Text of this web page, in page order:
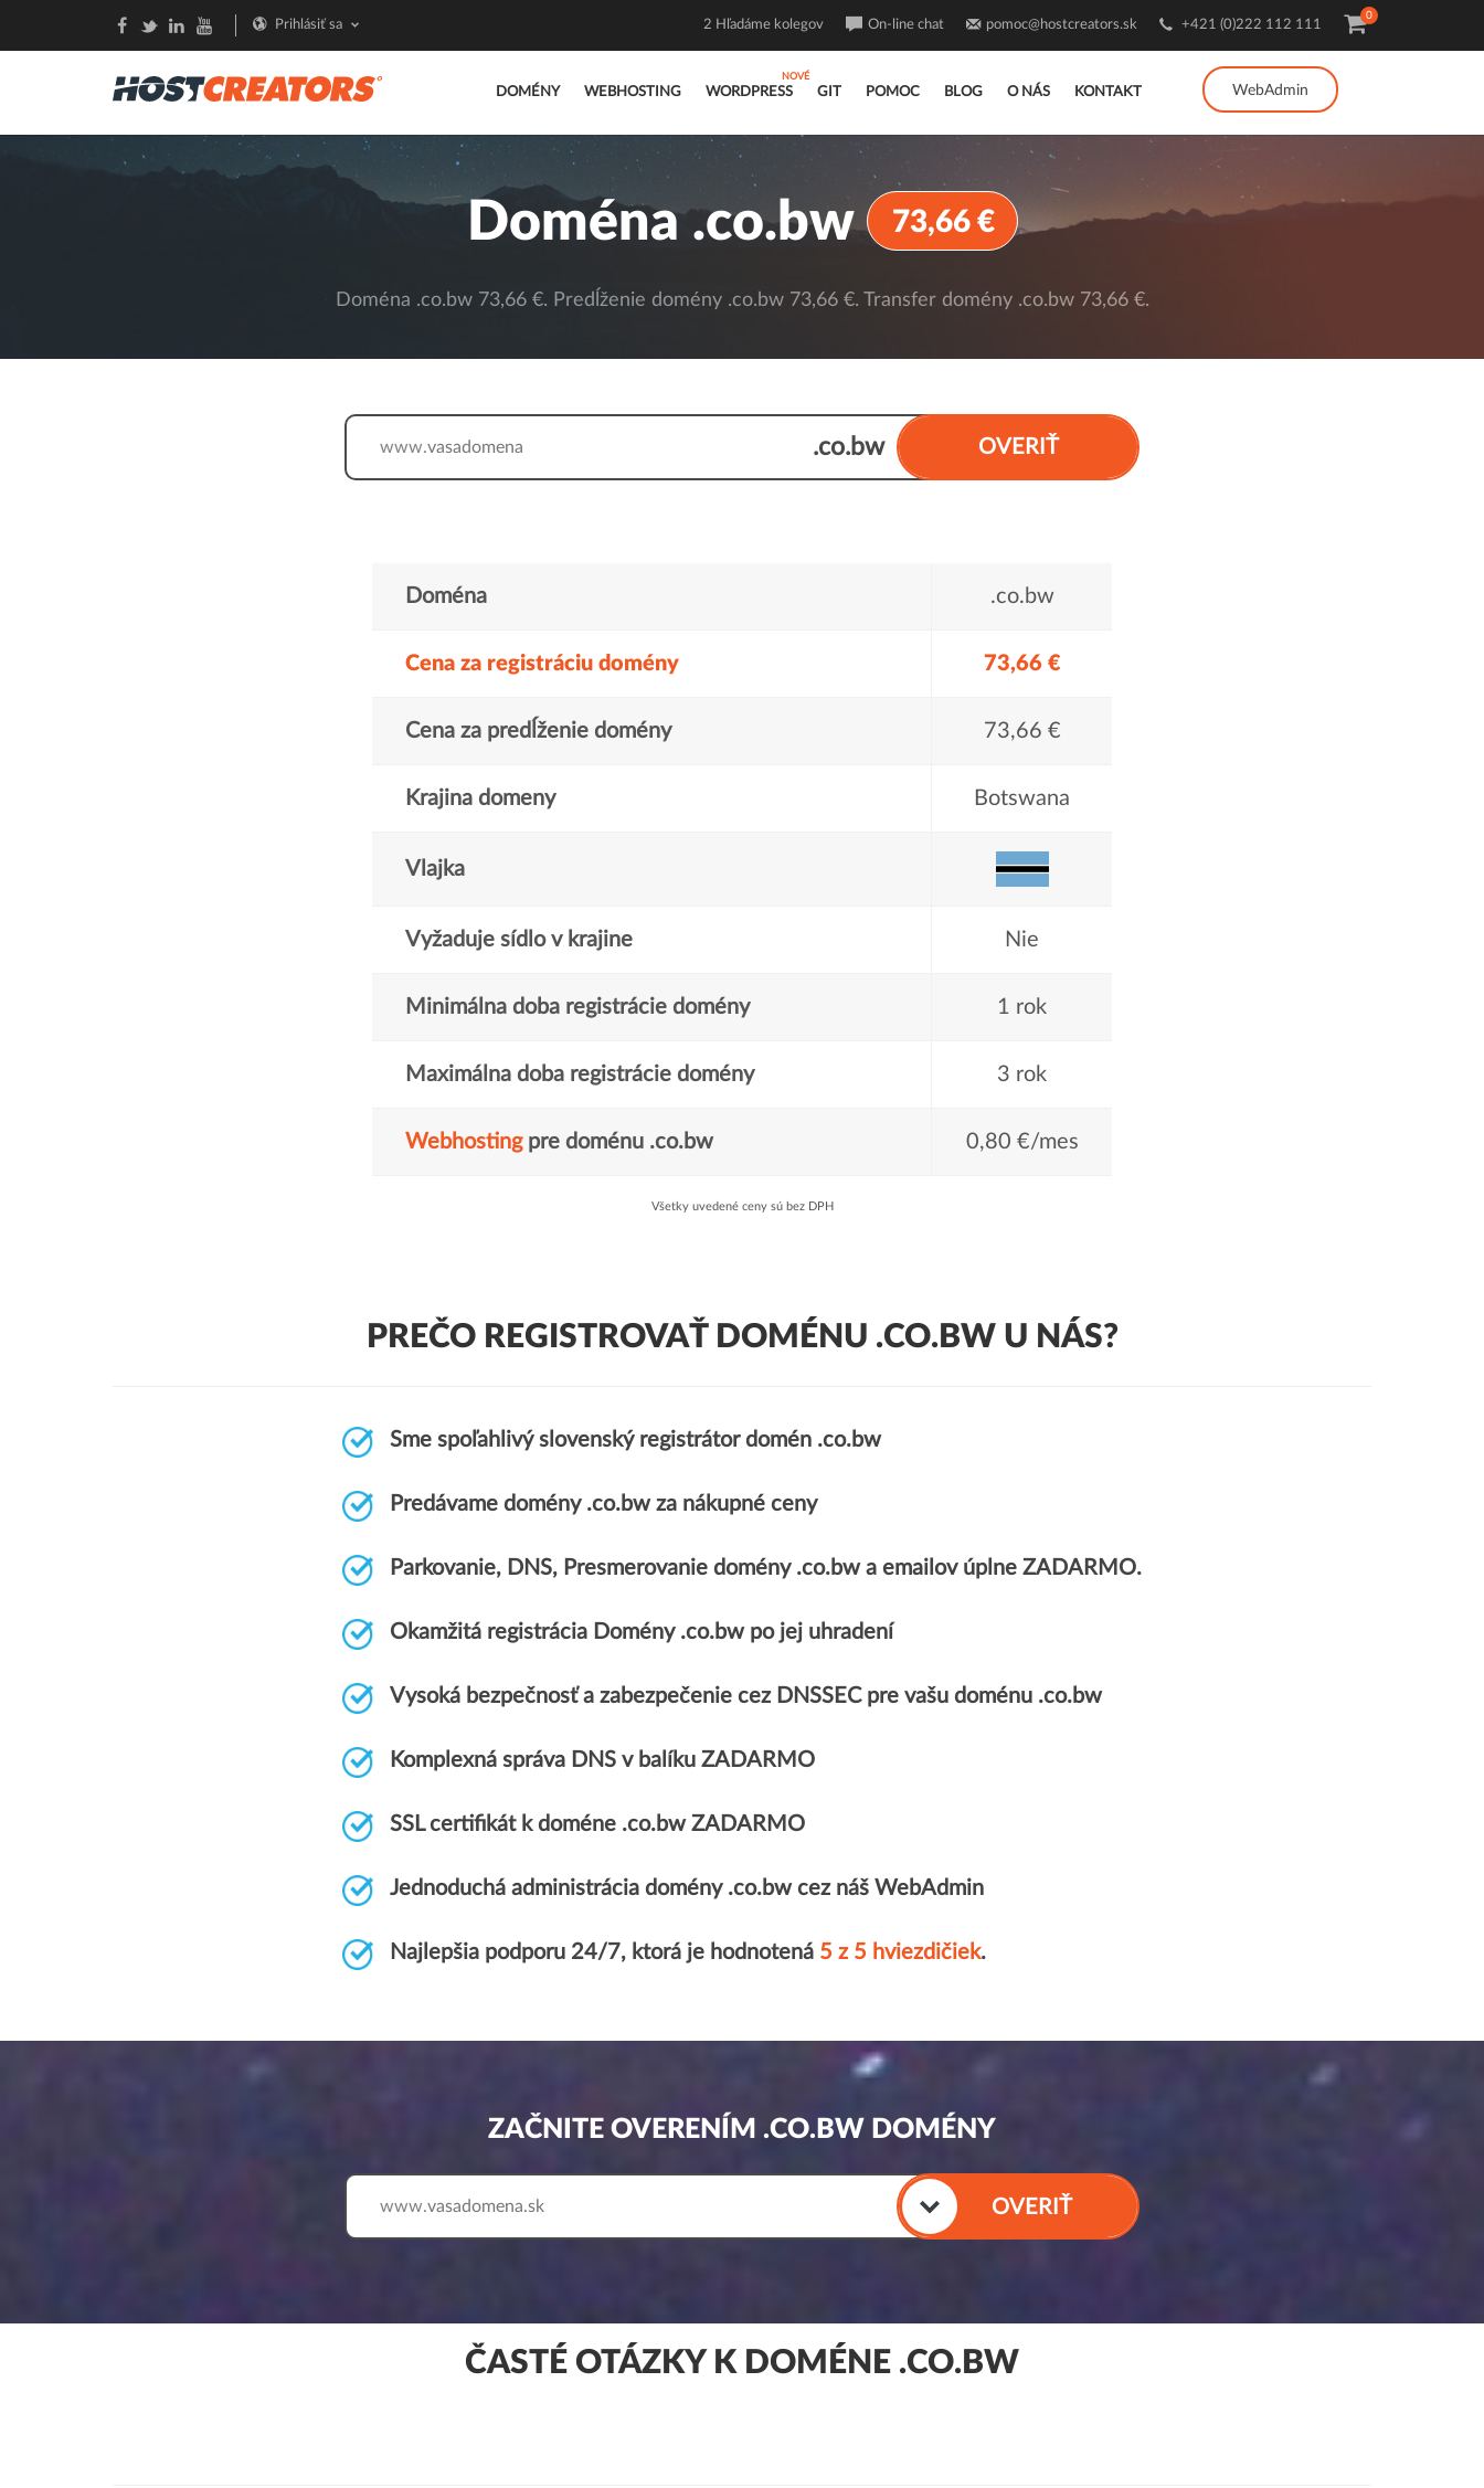
DOMÉNY WEBHOSTING WORDPRESS GIT POMOC BLOG O NÁS KONTAKT WebAdmin
Prihlásiť sa 2 Hľadáme kolegov On-line chat pomoc@hostcreators.sk +421 (0)222 112 111
0
Doména .co.bw 73,66 €
Doména .co.bw 73,66 €. Predĺženie domény .co.bw 73,66 €. Transfer domény .co.bw 73,66 €.
OVERIŤ
.co.bw
www.
Doména .co.bw
Cena za registráciu domény 73,66 €
Cena za predĺženie domény 73,66 €
Krajina domeny Botswana
Vlajka
Vyžaduje sídlo v krajine Nie
Minimálna doba registrácie domény 1 rok
Maximálna doba registrácie domény 3 rok
Webhostingpre doménu .co.bw 0,80 €/mes
Všetky uvedené ceny sú bez DPH
PREČO REGISTROVAŤ DOMÉNU .CO.BW U NÁS?
Sme spoľahlivý slovenský registrátor domén .co.bw
Predávame domény .co.bw za nákupné ceny
Parkovanie, DNS, Presmerovanie domény .co.bw a emailov úplne ZADARMO.
Okamžitá registrácia Domény .co.bw po jej uhradení
Vysoká bezpečnosť a zabezpečenie cez DNSSEC pre vašu doménu .co.bw
Komplexná správa DNS v balíku ZADARMO
SSL certifikát k doméne .co.bw ZADARMO
Jednoduchá administrácia domény .co.bw cez náš WebAdmin
Najlepšia podporu 24/7, ktorá je hodnotená 5 z 5 hviezdičiek.
ZAČNITE OVERENÍM .CO.BW DOMÉNY
OVERIŤ
www.
ČASTÉ OTÁZKY K DOMÉNE .CO.BW